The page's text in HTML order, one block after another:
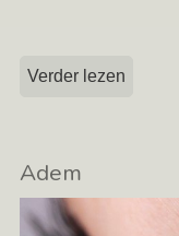
Verder lezen
Adem